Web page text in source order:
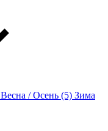
Весна / Осень (5) Зима